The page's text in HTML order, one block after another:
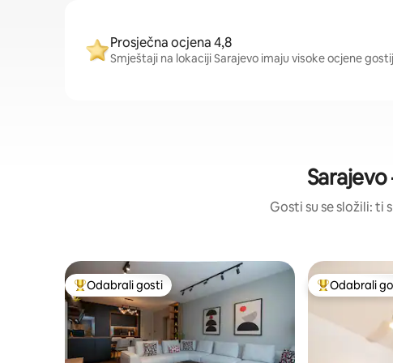
Prosječna ocjena 4,8
Smještaji na lokaciji Sarajevo imaju visoke ocjene
Gosti su se složili: ti
Među najviše rangiranima s oznakom „Odabrali gosti”
Odabrali gosti Među najviše
Odabrali